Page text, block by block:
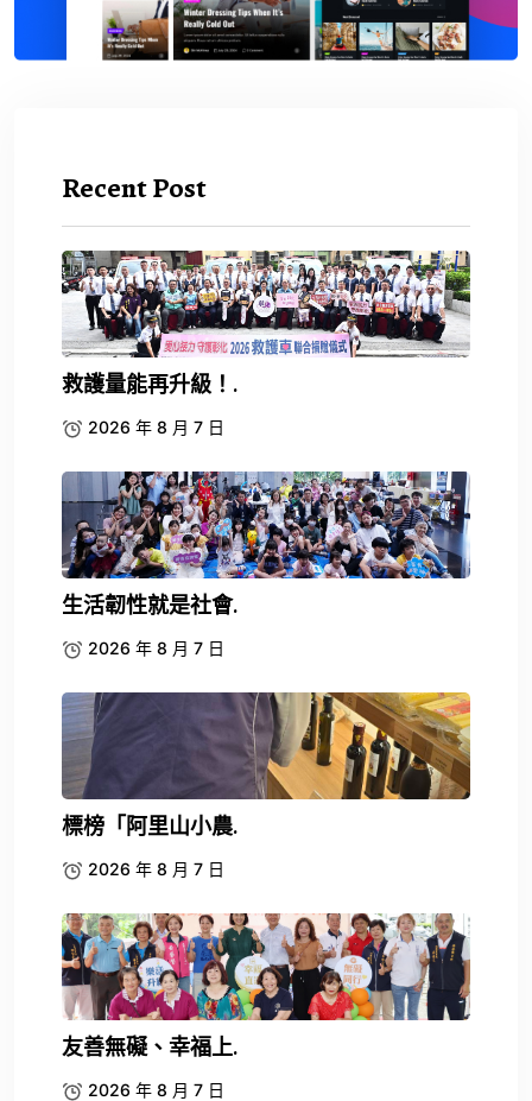
Recent Post
救護量能再升級！.
2026 年 8 月 7 日
生活韌性就是社會.
2026 年 8 月 7 日
標榜「阿里山小農.
2026 年 8 月 7 日
友善無礙、幸福上.
2026 年 8 月 7 日